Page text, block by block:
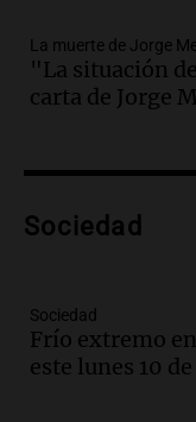
Audio.
con
Rosa
Episodios
Episodios
Audio.
aumentan
La muerte de Jorge
"La situación
carta de Jorge
Sociedad
Sociedad
Frío extremo
este lunes 10